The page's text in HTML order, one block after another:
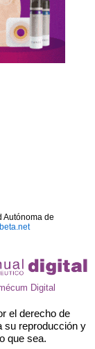
Autónoma de
Digital
el derecho de
su reproducción y
que sea.